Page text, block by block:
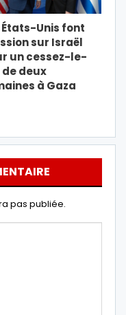
États-Unis font
sur Israël
un cessez-le-
deux
à Gaza
pas publiée.